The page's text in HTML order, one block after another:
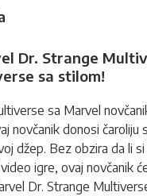
Dr. Strange
sa stilom!
sa Marvel
novčanik donosi čaroliju
džep. Bez obzira da li si
igre, ovaj novčanik
Dr. Strange